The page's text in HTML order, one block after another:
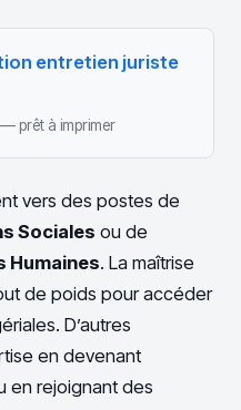
entretien juriste
prêt à imprimer
vers des postes de
Sociales ou de
Humaines. La maîtrise
de poids pour accéder
D’autres
en devenant
en rejoignant des